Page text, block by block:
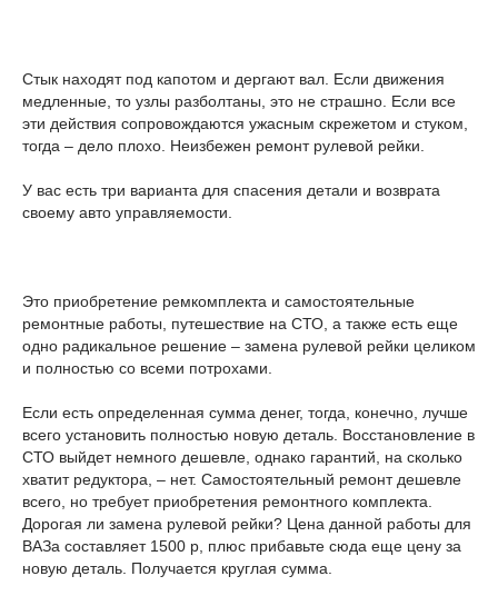
Стык находят под капотом и дергают вал. Если движения
медленные, то узлы разболтаны, это не страшно. Если все
эти действия сопровождаются ужасным скрежетом и стуком,
тогда – дело плохо. Неизбежен ремонт рулевой рейки.
У вас есть три варианта для спасения детали и возврата
своему авто управляемости.
Это приобретение ремкомплекта и самостоятельные
ремонтные работы, путешествие на СТО, а также есть еще
одно радикальное решение – замена рулевой рейки целиком
и полностью со всеми потрохами.
Если есть определенная сумма денег, тогда, конечно, лучше
всего установить полностью новую деталь. Восстановление в
СТО выйдет немного дешевле, однако гарантий, на сколько
хватит редуктора, – нет. Самостоятельный ремонт дешевле
всего, но требует приобретения ремонтного комплекта.
Дорогая ли замена рулевой рейки? Цена данной работы для
ВАЗа составляет 1500 р, плюс прибавьте сюда еще цену за
новую деталь. Получается круглая сумма.